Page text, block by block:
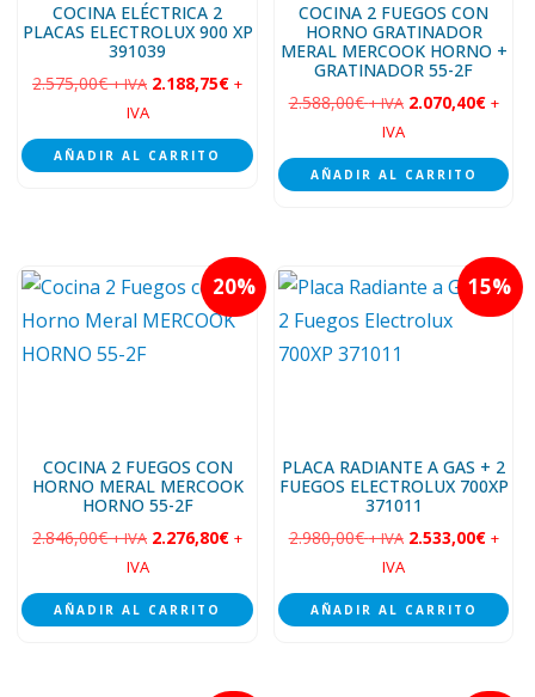
COCINA ELÉCTRICA 2
PLACAS ELECTROLUX 900 XP
391039
2.575,00€ + IVA 2.188,75€ +
IVA
AÑADIR AL CARRITO
COCINA 2 FUEGOS CON
HORNO GRATINADOR
MERAL MERCOOK HORNO +
GRATINADOR 55-2F
2.588,00€ + IVA 2.070,40€ +
IVA
AÑADIR AL CARRITO
20
COCINA 2 FUEGOS CON
HORNO MERAL MERCOOK
HORNO 55-2F
2.846,00€ + IVA 2.276,80€ +
IVA
AÑADIR AL CARRITO
15
PLACA RADIANTE A GAS + 2
FUEGOS ELECTROLUX 700XP
371011
2.980,00€ + IVA 2.533,00€ +
IVA
AÑADIR AL CARRITO